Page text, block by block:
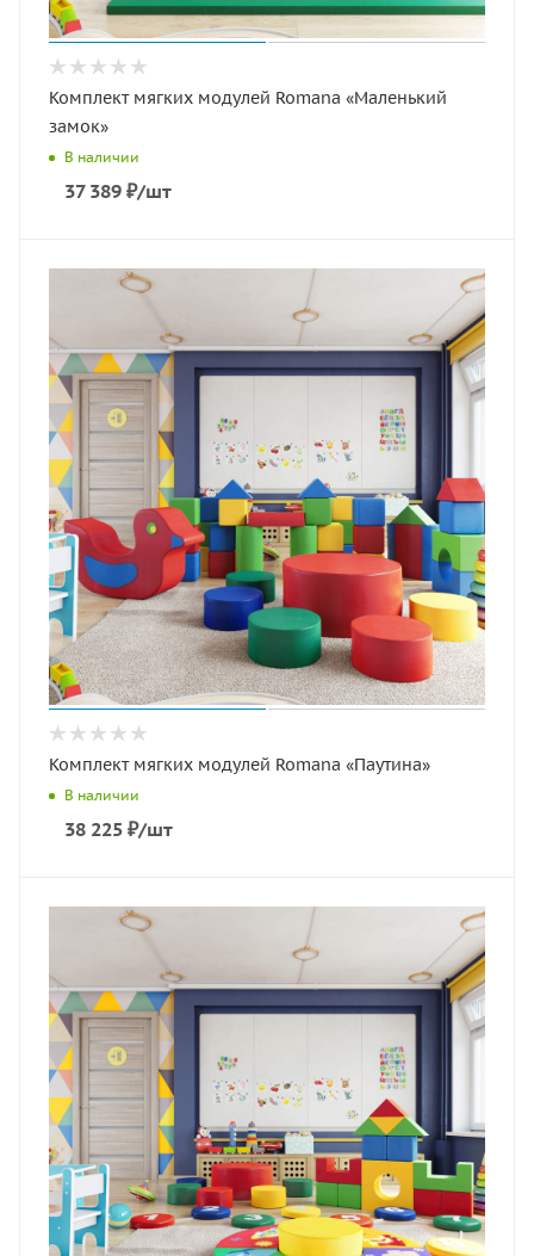
Комплект мягких модулей Romana «Маленький
замок»
В наличии
37 389 ₽/шт
Комплект мягких модулей Romana «Паутина»
В наличии
38 225 ₽/шт